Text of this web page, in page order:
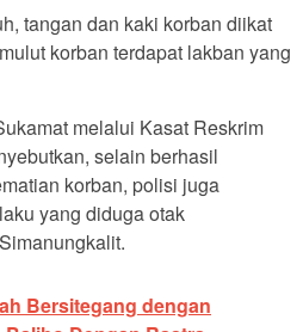
tangan dan kaki korban diikat
korban terdapat lakban yang
melalui Kasat Reskrim
selain berhasil
korban, polisi juga
yang diduga otak
Bersitegang dengan